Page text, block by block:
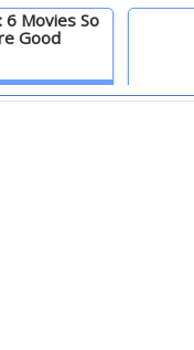
6 Movies So
Good